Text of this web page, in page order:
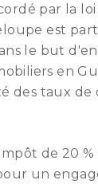
par la
est
le but
en
des taux de
de 20
un